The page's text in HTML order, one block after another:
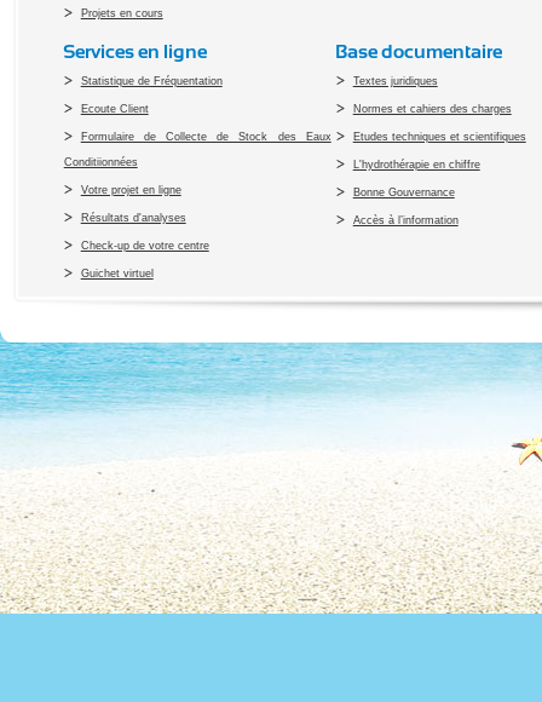
Projets en cours
Services en ligne
Statistique de Fréquentation
Ecoute Client
Formulaire de Collecte de Stock des Eaux
Conditiionnées
Votre projet en ligne
Résultats d'analyses
Check-up de votre centre
Guichet virtuel
Base documentaire
Textes juridiques
Normes et cahiers des charges
Etudes techniques et scientifiques
L'hydrothérapie en chiffre
Bonne Gouvernance
Accès à l’information